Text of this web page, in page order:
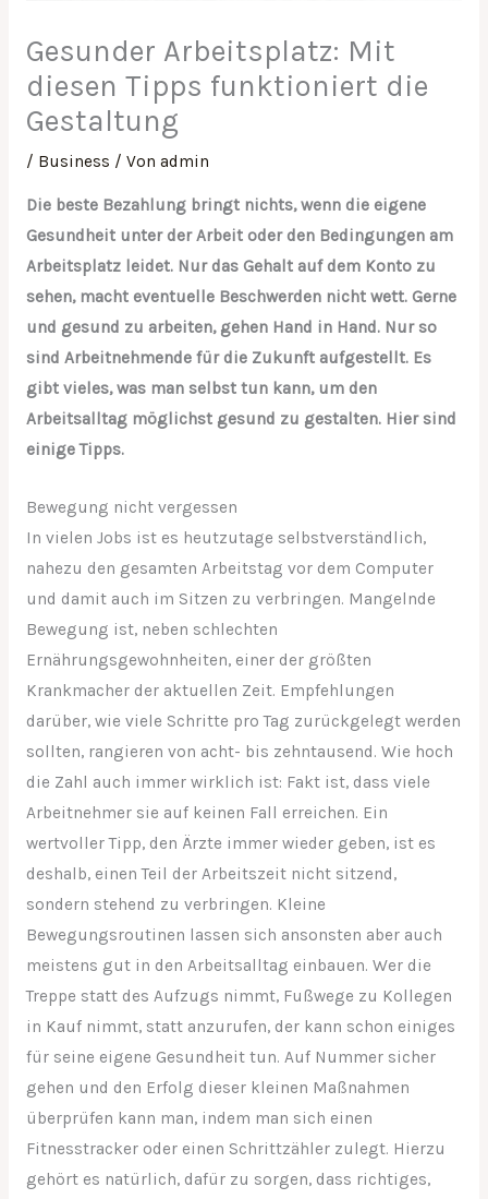
Gesunder Arbeitsplatz: Mit
diesen Tipps funktioniert die
Gestaltung
/ Business / Von admin
Die beste Bezahlung bringt nichts, wenn die eigene
Gesundheit unter der Arbeit oder den Bedingungen am
Arbeitsplatz leidet. Nur das Gehalt auf dem Konto zu
sehen, macht eventuelle Beschwerden nicht wett. Gerne
und gesund zu arbeiten, gehen Hand in Hand. Nur so
sind Arbeitnehmende für die Zukunft aufgestellt. Es
gibt vieles, was man selbst tun kann, um den
Arbeitsalltag möglichst gesund zu gestalten. Hier sind
einige Tipps.
Bewegung nicht vergessen
In vielen Jobs ist es heutzutage selbstverständlich,
nahezu den gesamten Arbeitstag vor dem Computer
und damit auch im Sitzen zu verbringen. Mangelnde
Bewegung ist, neben schlechten
Ernährungsgewohnheiten, einer der größten
Krankmacher der aktuellen Zeit. Empfehlungen
darüber, wie viele Schritte pro Tag zurückgelegt werden
sollten, rangieren von acht- bis zehntausend. Wie hoch
die Zahl auch immer wirklich ist: Fakt ist, dass viele
Arbeitnehmer sie auf keinen Fall erreichen. Ein
wertvoller Tipp, den Ärzte immer wieder geben, ist es
deshalb, einen Teil der Arbeitszeit nicht sitzend,
sondern stehend zu verbringen. Kleine
Bewegungsroutinen lassen sich ansonsten aber auch
meistens gut in den Arbeitsalltag einbauen. Wer die
Treppe statt des Aufzugs nimmt, Fußwege zu Kollegen
in Kauf nimmt, statt anzurufen, der kann schon einiges
für seine eigene Gesundheit tun. Auf Nummer sicher
gehen und den Erfolg dieser kleinen Maßnahmen
überprüfen kann man, indem man sich einen
Fitnesstracker oder einen Schrittzähler zulegt. Hierzu
gehört es natürlich, dafür zu sorgen, dass richtiges,